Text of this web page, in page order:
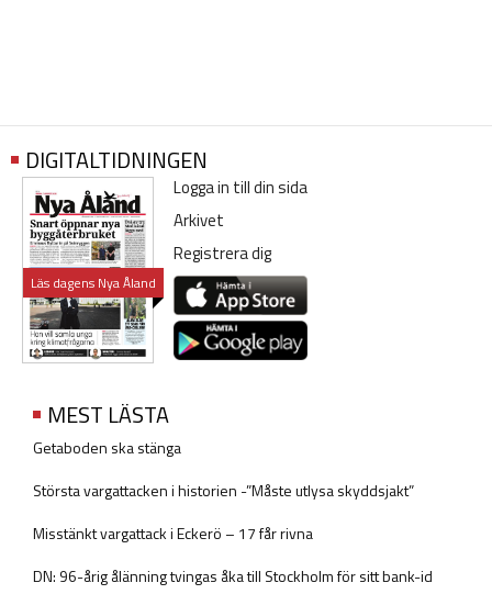
DIGITALTIDNINGEN
Läs dagens Nya Åland
Logga in till din sida
Arkivet
Registrera dig
MEST LÄSTA
Getaboden ska stänga
Största vargattacken i historien -”Måste utlysa skyddsjakt”
Misstänkt vargattack i Eckerö – 17 får rivna
DN: 96-årig ålänning tvingas åka till Stockholm för sitt bank-id